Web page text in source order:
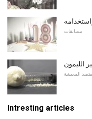
مسابقات
الليمون
المعيشة
Intresting articles